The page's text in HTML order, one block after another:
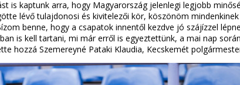
is kaptunk arra, hogy Magyarország jelenlegi legjobb
lévő tulajdonosi és kivitelezői kör, köszönöm
benne, hogy a csapatok innentől kezdve jó szájízzel
is kell tartani, mi már erről is egyeztettünk, a mai nap
hozzá Szemereyné Pataki Klaudia, Kecskemét